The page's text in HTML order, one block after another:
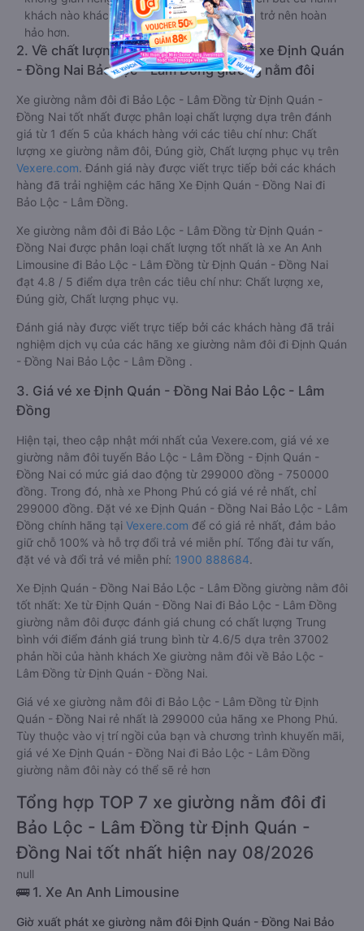
khách nào khác. Chuyến du lịch vì thế cũng trở nên hoàn
hảo hơn.
2. Về chất lượng, review, đánh giá nhà xe Định Quán
- Đồng Nai Bảo Lộc - Lâm Đồng giường nằm đôi
Xe giường nằm đôi đi Bảo Lộc - Lâm Đồng từ Định Quán -
Đồng Nai tốt nhất được phân loại chất lượng dựa trên đánh
giá từ 1 đến 5 của khách hàng với các tiêu chí như: Chất
lượng xe giường nằm đôi, Đúng giờ, Chất lượng phục vụ trên
Vexere.com. Đánh giá này được viết trực tiếp bởi các khách
hàng đã trải nghiệm các hãng Xe Định Quán - Đồng Nai đi
Bảo Lộc - Lâm Đồng.
Xe giường nằm đôi đi Bảo Lộc - Lâm Đồng từ Định Quán -
Đồng Nai được phân loại chất lượng tốt nhất là xe An Anh
Limousine đi Bảo Lộc - Lâm Đồng từ Định Quán - Đồng Nai
đạt 4.8 / 5 điểm dựa trên các tiêu chí như: Chất lượng xe,
Đúng giờ, Chất lượng phục vụ.
Đánh giá này được viết trực tiếp bởi các khách hàng đã trải
nghiệm dịch vụ của các hãng xe giường nằm đôi đi Định Quán
- Đồng Nai Bảo Lộc - Lâm Đồng .
3. Giá vé xe Định Quán - Đồng Nai Bảo Lộc - Lâm
Đồng
Hiện tại, theo cập nhật mới nhất của Vexere.com, giá vé xe
giường nằm đôi tuyến Bảo Lộc - Lâm Đồng - Định Quán -
Đồng Nai có mức giá dao động từ 299000 đồng - 750000
đồng. Trong đó, nhà xe Phong Phú có giá vé rẻ nhất, chỉ
299000 đồng. Đặt vé xe Định Quán - Đồng Nai Bảo Lộc - Lâm
Đồng chính hãng tại Vexere.com để có giá rẻ nhất, đảm bảo
giữ chỗ 100% và hỗ trợ đổi trả vé miễn phí. Tổng đài tư vấn,
đặt vé và đổi trả vé miễn phí: 1900 888684.
Xe Định Quán - Đồng Nai Bảo Lộc - Lâm Đồng giường nằm đôi
tốt nhất: Xe từ Định Quán - Đồng Nai đi Bảo Lộc - Lâm Đồng
giường nằm đôi được đánh giá chung có chất lượng Trung
bình với điểm đánh giá trung bình từ 4.6/5 dựa trên 37002
phản hồi của hành khách Xe giường nằm đôi về Bảo Lộc -
Lâm Đồng từ Định Quán - Đồng Nai.
Giá vé xe giường nằm đôi đi Bảo Lộc - Lâm Đồng từ Định
Quán - Đồng Nai rẻ nhất là 299000 của hãng xe Phong Phú.
Tùy thuộc vào vị trí ngồi của bạn và chương trình khuyến mãi,
giá vé Xe Định Quán - Đồng Nai đi Bảo Lộc - Lâm Đồng
giường nằm đôi này có thể sẽ rẻ hơn
Tổng hợp TOP 7 xe giường nằm đôi đi
Bảo Lộc - Lâm Đồng từ Định Quán -
Đồng Nai tốt nhất hiện nay 08/2026
null
🚌 1. Xe An Anh Limousine
Giờ xuất phát xe giường nằm đôi Định Quán - Đồng Nai Bảo